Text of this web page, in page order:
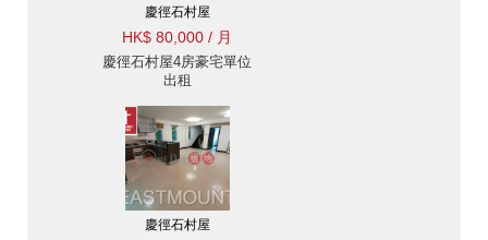
慶徑石村屋
HK$ 80,000 / 月
慶徑石村屋4房豪宅單位
出租
慶徑石村屋